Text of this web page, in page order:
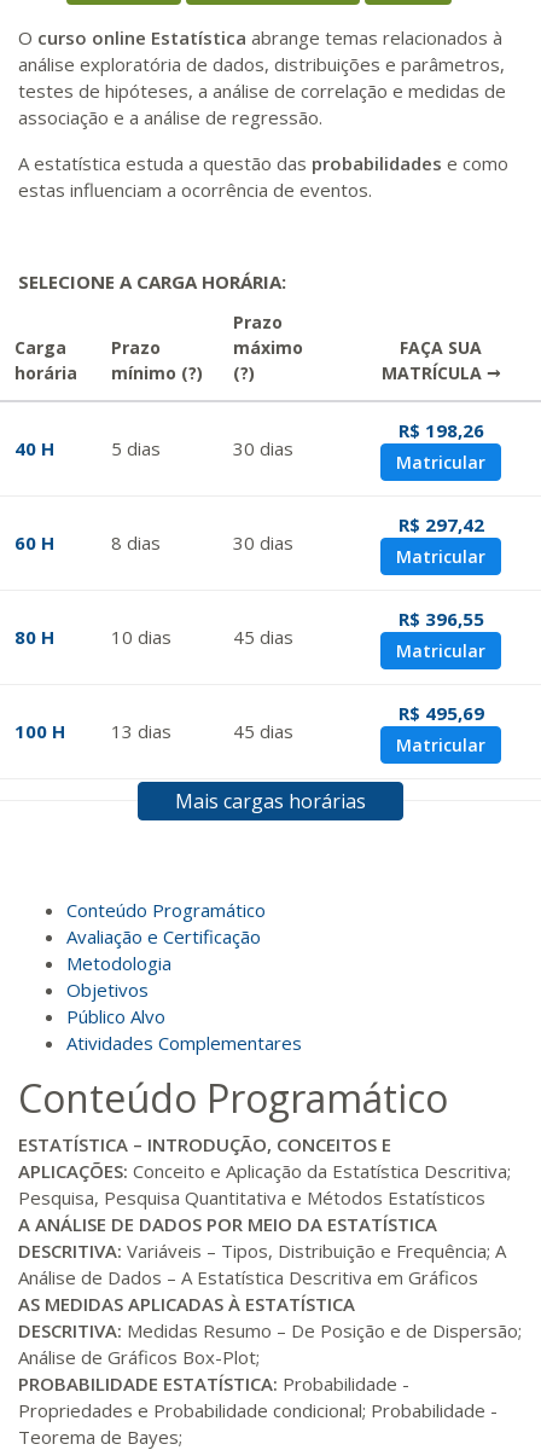
O curso online Estatística abrange temas relacionados à
análise exploratória de dados, distribuições e parâmetros,
testes de hipóteses, a análise de correlação e medidas de
associação e a análise de regressão.
A estatística estuda a questão das probabilidades e como
estas influenciam a ocorrência de eventos.
SELECIONE A CARGA HORÁRIA:
Carga
horária
Prazo
mínimo (?)
Prazo
máximo
(?)
FAÇA SUA
MATRÍCULA →
40 H 5 dias 30 dias
R$ 198,26
Matricular
60 H 8 dias 30 dias
R$ 297,42
Matricular
80 H 10 dias 45 dias
R$ 396,55
Matricular
100 H 13 dias 45 dias
R$ 495,69
Matricular
dias 60dias
140 H 18dias 60dias
160 H 20dias
180 H 23dias 90dias
R$ 892,23
200 H 25dias 90dias
R$ 991,36
Matricular
220 H 28dias 90dias
R$ 1.090,51
240 H 30dias 90dias
Matricular
Mais cargas horárias
Conteúdo Programático
Avaliação e Certificação
Metodologia
Objetivos
Público Alvo
Atividades Complementares
Conteúdo Programático
ESTATÍSTICA – INTRODUÇÃO, CONCEITOS E
APLICAÇÕES: Conceito e Aplicação da Estatística Descritiva;
Pesquisa, Pesquisa Quantitativa e Métodos Estatísticos
A ANÁLISE DE DADOS POR MEIO DA ESTATÍSTICA
DESCRITIVA: Variáveis – Tipos, Distribuição e Frequência; A
Análise de Dados – A Estatística Descritiva em Gráficos
AS MEDIDAS APLICADAS À ESTATÍSTICA
DESCRITIVA: Medidas Resumo – De Posição e de Dispersão;
Análise de Gráficos Box-Plot;
PROBABILIDADE ESTATÍSTICA: Probabilidade -
Propriedades e Probabilidade condicional; Probabilidade -
Teorema de Bayes;